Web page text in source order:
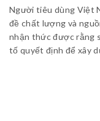
Người tiêu dùng Việt
đề chất lượng và
nhận thức được rằng
tố quyết định để xây